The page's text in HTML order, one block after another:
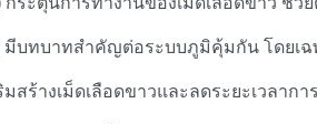
มีบทบาทสำคัญต่อระบบภูมิคุ้มกัน โดยเฉ
มสร้างเม็ดเลือดขาวและลดระยะเวลาก